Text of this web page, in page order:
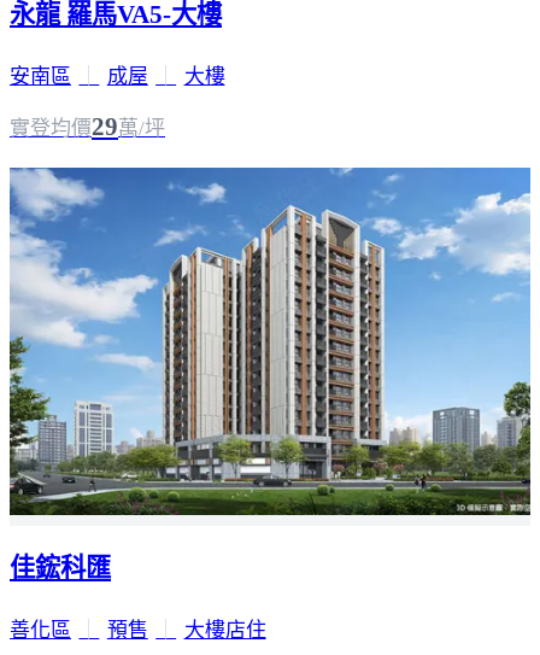
永龍 羅馬VA5-大樓
安南區 成屋 大樓
實登均價29萬/坪
佳鋐科匯
善化區 預售 大樓店住